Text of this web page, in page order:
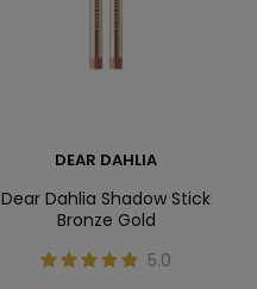
DEAR DAHLIA
Dear Dahlia Shadow Stick
Bronze Gold
5.0